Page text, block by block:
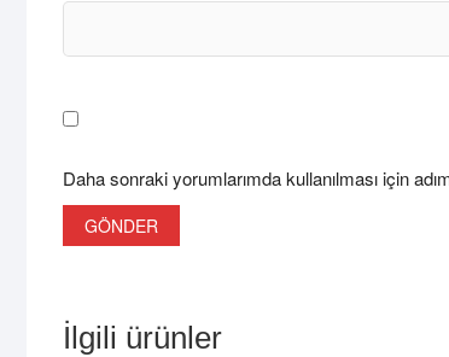
Daha sonraki yorumlarımda kullanılması için
İlgili ürünler